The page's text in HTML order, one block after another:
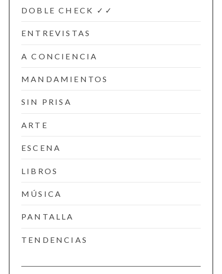
DOBLE CHECK ✓✓
ENTREVISTAS
A CONCIENCIA
MANDAMIENTOS
SIN PRISA
ARTE
ESCENA
LIBROS
MÚSICA
PANTALLA
TENDENCIAS